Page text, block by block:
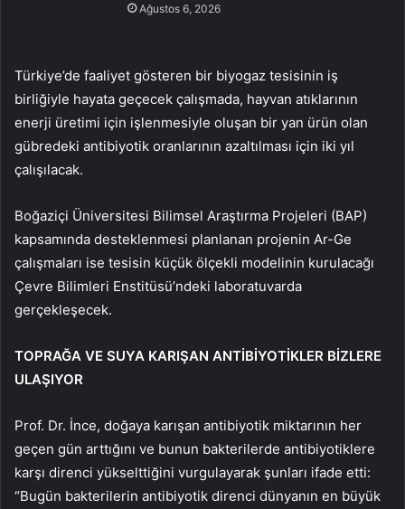
Ağustos 6, 2026
Türkiye’de faaliyet gösteren bir biyogaz tesisinin iş
birliğiyle hayata geçecek çalışmada, hayvan atıklarının
enerji üretimi için işlenmesiyle oluşan bir yan ürün olan
gübredeki antibiyotik oranlarının azaltılması için iki yıl
çalışılacak.
Boğaziçi Üniversitesi Bilimsel Araştırma Projeleri (BAP)
kapsamında desteklenmesi planlanan projenin Ar-Ge
çalışmaları ise tesisin küçük ölçekli modelinin kurulacağı
Çevre Bilimleri Enstitüsü’ndeki laboratuvarda
gerçekleşecek.
TOPRAĞA VE SUYA KARIŞAN ANTİBİYOTİKLER BİZLERE
ULAŞIYOR
Prof. Dr. İnce, doğaya karışan antibiyotik miktarının her
geçen gün arttığını ve bunun bakterilerde antibiyotiklere
karşı direnci yükselttiğini vurgulayarak şunları ifade etti:
“Bugün bakterilerin antibiyotik direnci dünyanın en büyük